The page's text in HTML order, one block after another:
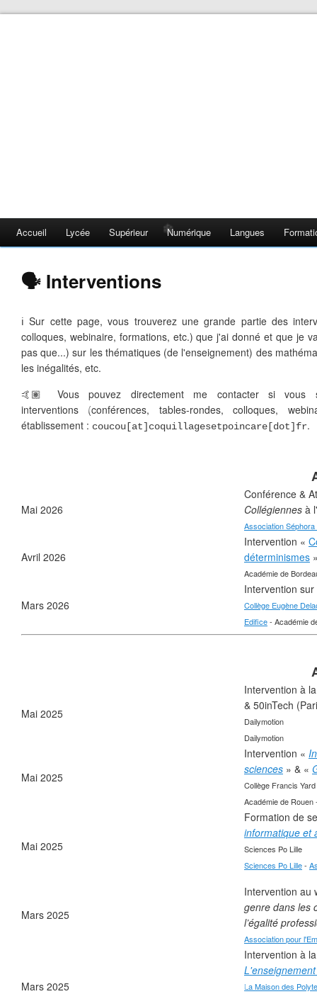
❄
❄
Accueil Lycée Supérieur Numérique Langues
🗣️ Interventions
ℹ️ Sur cette page, vous trouverez une grande partie des
colloques, webinaire, formations, etc.) que j'ai donné et que je
pas que...) sur les thématiques (de l'enseignement) des
les inégalités, etc.
🤙🏽 Vous pouvez directement me contacter si vous
interventions (conférences, tables-rondes, colloques,
établissement : coucou[at]coquillagesetpoincare[dot]fr.
Mai 2026
Conférence &
Collégiennes à
Association
Avril 2026
Intervention «
déterminismes
Académie de
Mars 2026
Intervention
Collège Eugène
Edifice- Académie
Mai 2025
Intervention à
& 50inTech
Dailymotion
Dailymotion
Mai 2025
Intervention «
sciences » & «
Collège Francis
Académie de Rouen
Mai 2025
Formation de
informatique et
Sciences Po Lille
Sciences Po Lille-
Mars 2025
Intervention au
genre dans les
l’égalité
Association pour
Mars 2025
Intervention à
La Maison des